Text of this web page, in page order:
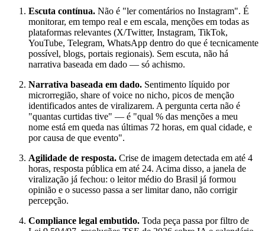
Escuta contínua. Não é "ler comentários no Instagram". É
monitorar, em tempo real e em escala, menções em todas as
plataformas relevantes (X/Twitter, Instagram, TikTok,
YouTube, Telegram, WhatsApp dentro do que é tecnicamente
possível, blogs, portais regionais). Sem escuta, não há
narrativa baseada em dado — só achismo.
Narrativa baseada em dado. Sentimento líquido por
microrregião, share of voice no nicho, picos de menção
identificados antes de viralizarem. A pergunta certa não é
"quantas curtidas tive" — é "qual % das menções a meu
nome está em queda nas últimas 72 horas, em qual cidade, e
por causa de que evento".
Agilidade de resposta. Crise de imagem detectada em até 4
horas, resposta pública em até 24. Acima disso, a janela de
viralização já fechou: o leitor médio do Brasil já formou
opinião e o sucesso passa a ser limitar dano, não corrigir
percepção.
Compliance legal embutido. Toda peça passa por filtro de